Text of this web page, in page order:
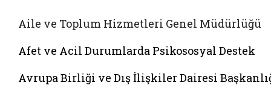
Aile ve Toplum Hizmetleri Genel Müdürlüğü
Afet ve Acil Durumlarda Psikososyal Destek
Avrupa Birliği ve Dış İlişkiler Dairesi